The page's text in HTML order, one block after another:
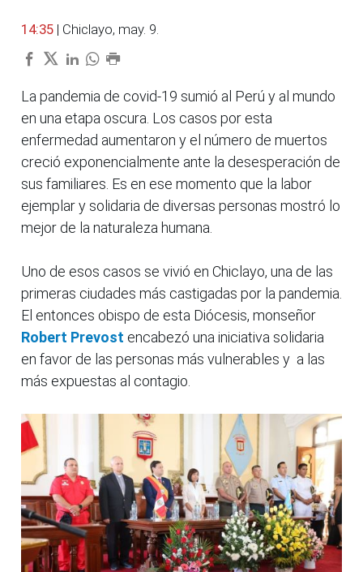
14:35 | Chiclayo, may. 9.
La pandemia de covid-19 sumió al Perú y al mundo
en una etapa oscura. Los casos por esta
enfermedad aumentaron y el número de muertos
creció exponencialmente ante la desesperación de
sus familiares. Es en ese momento que la labor
ejemplar y solidaria de diversas personas mostró lo
mejor de la naturaleza humana.
Uno de esos casos se vivió en Chiclayo, una de las
primeras ciudades más castigadas por la pandemia.
El entonces obispo de esta Diócesis, monseñor
Robert Prevost encabezó una iniciativa solidaria
en favor de las personas más vulnerables y a las
más expuestas al contagio.